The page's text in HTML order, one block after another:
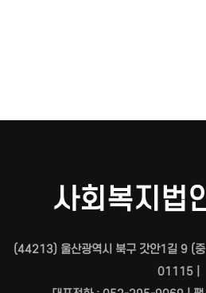
사회복지법
(44213) 울산광역시 북구 갓안1길 9 (
01115 |